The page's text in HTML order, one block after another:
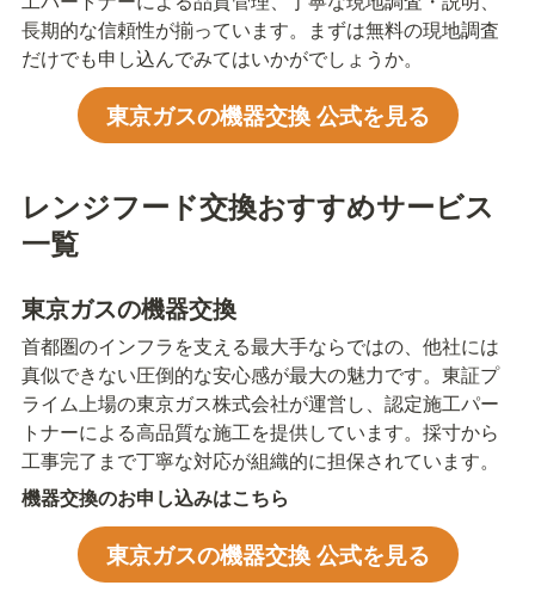
長期的な信頼性が揃っています。まずは無料の現地調査
だけでも申し込んでみてはいかがでしょうか。
東京ガスの機器交換 公式を見る
レンジフード交換おすすめサービス
一覧
東京ガスの機器交換
首都圏のインフラを支える最大手ならではの、他社には
真似できない圧倒的な安心感が最大の魅力です。東証プ
ライム上場の東京ガス株式会社が運営し、認定施工パー
トナーによる高品質な施工を提供しています。採寸から
工事完了まで丁寧な対応が組織的に担保されています。
機器交換のお申し込みはこちら
東京ガスの機器交換 公式を見る